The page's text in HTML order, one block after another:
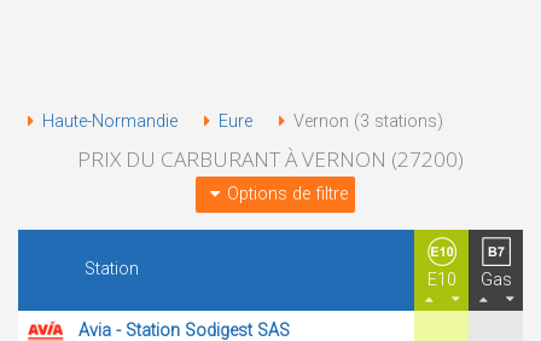
Haute-Normandie Eure Vernon (3 stations)
PRIX DU CARBURANT À VERNON (27200)
Options de filtre
Station
E10 Gas
Avia - Station Sodigest SAS